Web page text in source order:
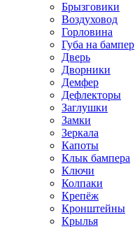
Брызговики
Воздуховод
Горловина
Губа на бампер
Дверь
Дворники
Демфер
Дефлекторы
Заглушки
Замки
Зеркала
Капоты
Клык бампера
Ключи
Колпаки
Крепёж
Кронштейны
Крылья